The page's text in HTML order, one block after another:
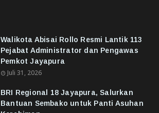
Walikota Abisai Rollo Resmi Lantik 113
Pejabat Administrator dan Pengawas
Pemkot Jayapura
Juli 31, 2026
BRI Regional 18 Jayapura, Salurkan
Bantuan Sembako untuk Panti Asuhan